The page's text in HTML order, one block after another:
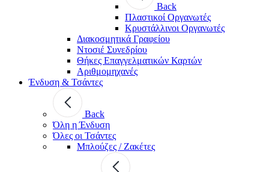
Back
Πλαστικοί Οργανωτές
Κρυστάλλινοι Οργανωτές
Διακοσμητικά Γραφείου
Ντοσιέ Συνεδρίου
Θήκες Επαγγελματικών Καρτών
Αριθμομηχανές
Ένδυση & Τσάντες
Back
Όλη η Ένδυση
Όλες οι Τσάντες
Μπλούζες / Ζακέτες